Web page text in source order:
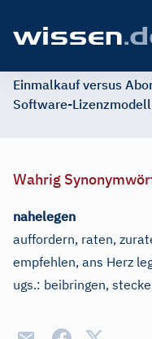
Einmalkauf versus
Software-
Wahrig
nahelegen
auffordern, raten,
empfehlen, ans Herz
ugs.: beibringen,